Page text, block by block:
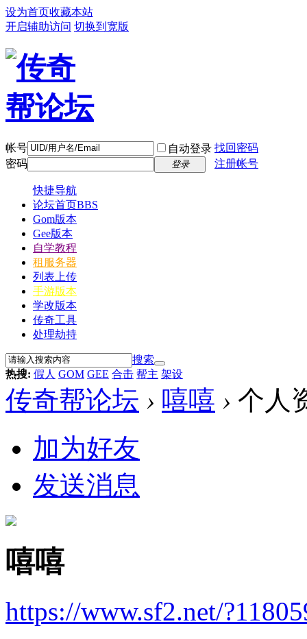
设为首页收藏本站
开启辅助访问 切换到宽版
帐号 自动登录 找回密码
密码
登录 注册帐号
快捷导航
论坛首页BBS
Gom版本
Gee版本
自学教程
租服务器
列表上传
手游版本
学改版本
传奇工具
处理劫持
搜索
热搜: 假人 GOM GEE 合击 帮主 架设
传奇帮论坛 › 嘻嘻 › 个人
加为好友
发送消息
嘻嘻
https://www.sf2.net/